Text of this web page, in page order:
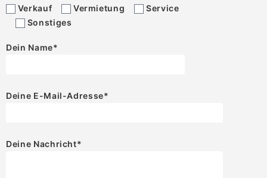
Verkauf
Vermietung
Service
Sonstiges
Dein Name*
Deine E-Mail-Adresse*
Deine Nachricht*